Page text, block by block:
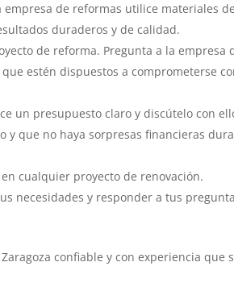
empresa de reformas utilice materiales de
duraderos y de calidad.
de reforma. Pregunta a la empresa
estén dispuestos a comprometerse
un presupuesto claro y discútelo con
que no haya sorpresas financieras
cualquier proyecto de renovación.
necesidades y responder a tus
confiable y con experiencia que